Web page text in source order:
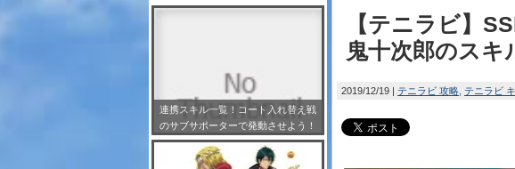
連携スキル一覧！コート入れ替え戦
のサブサポーターで発動させよう！
※7/24更新
【テニラビ】
鬼十次郎のスキ
2019/12/19 テニラビ 攻略 テニラビ